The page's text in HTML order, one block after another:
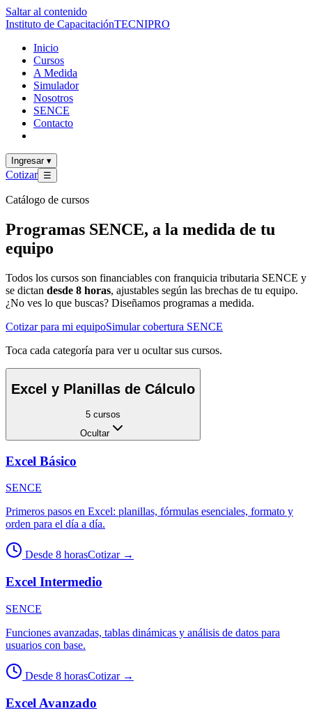
Saltar al contenido
Instituto de CapacitaciónTECNIPRO
Inicio
Cursos
A Medida
Simulador
Nosotros
SENCE
Contacto
Ingresar ▾
Cotizar ☰
Catálogo de cursos
Programas SENCE, a la medida de tu
equipo
Todos los cursos son financiables con franquicia tributaria SENCE y
se dictan desde 8 horas, ajustables según las brechas de tu equipo.
¿No ves lo que buscas? Diseñamos programas a medida.
Cotizar para mi equipoSimular cobertura SENCE
Toca cada categoría para ver u ocultar sus cursos.
Excel y Planillas de Cálculo
5 cursos
Ocultar
Excel Básico
SENCE
Primeros pasos en Excel: planillas, fórmulas esenciales, formato y
orden para el día a día.
Desde 8 horasCotizar →
Excel Intermedio
SENCE
Funciones avanzadas, tablas dinámicas y análisis de datos para
usuarios con base.
Desde 8 horasCotizar →
Excel Avanzado